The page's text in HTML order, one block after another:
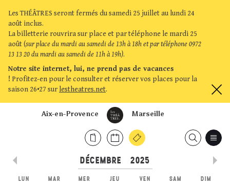
Les THÉÂTRES seront fermés du samedi 25 juillet au lundi 24
août inclus.
La billetterie rouvrira sur place et par téléphone le mardi 25
août (sur place du mardi au samedi de 13h à 18h et par téléphone 0972
13 13 20 du mardi au samedi de 11h à 19h).
Notre site internet, lui, ne prend pas de vacances
! Profitez-en pour le consulter et réserver vos places pour la
saison 26•27 sur lestheatres.net.
Marseille
Aix-en-Provence
LUN MAR MER JEU VEN SAM DIM